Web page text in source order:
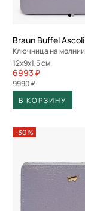
Braun Buffel Ascoli
Ключница на молнии
12x9x1,5 см
6993 ₽
9990 ₽
В КОРЗИНУ
-30%